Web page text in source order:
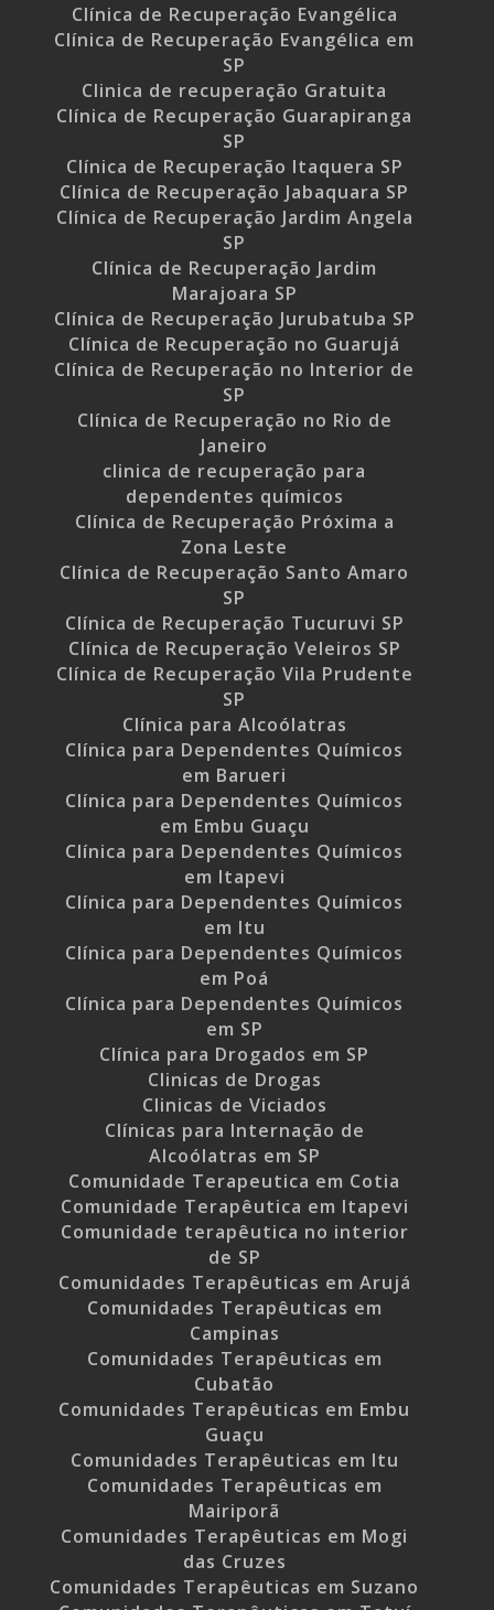
Clínica de Recuperação Evangélica
Clínica de Recuperação Evangélica em
SP
Clinica de recuperação Gratuita
Clínica de Recuperação Guarapiranga
SP
Clínica de Recuperação Itaquera SP
Clínica de Recuperação Jabaquara SP
Clínica de Recuperação Jardim Angela
SP
Clínica de Recuperação Jardim
Marajoara SP
Clínica de Recuperação Jurubatuba SP
Clínica de Recuperação no Guarujá
Clínica de Recuperação no Interior de
SP
Clínica de Recuperação no Rio de
Janeiro
clinica de recuperação para
dependentes químicos
Clínica de Recuperação Próxima a
Zona Leste
Clínica de Recuperação Santo Amaro
SP
Clínica de Recuperação Tucuruvi SP
Clínica de Recuperação Veleiros SP
Clínica de Recuperação Vila Prudente
SP
Clínica para Alcoólatras
Clínica para Dependentes Químicos
em Barueri
Clínica para Dependentes Químicos
em Embu Guaçu
Clínica para Dependentes Químicos
em Itapevi
Clínica para Dependentes Químicos
em Itu
Clínica para Dependentes Químicos
em Poá
Clínica para Dependentes Químicos
em SP
Clínica para Drogados em SP
Clinicas de Drogas
Clinicas de Viciados
Clínicas para Internação de
Alcoólatras em SP
Comunidade Terapeutica em Cotia
Comunidade Terapêutica em Itapevi
Comunidade terapêutica no interior
de SP
Comunidades Terapêuticas em Arujá
Comunidades Terapêuticas em
Campinas
Comunidades Terapêuticas em
Cubatão
Comunidades Terapêuticas em Embu
Guaçu
Comunidades Terapêuticas em Itu
Comunidades Terapêuticas em
Mairiporã
Comunidades Terapêuticas em Mogi
das Cruzes
Comunidades Terapêuticas em Suzano